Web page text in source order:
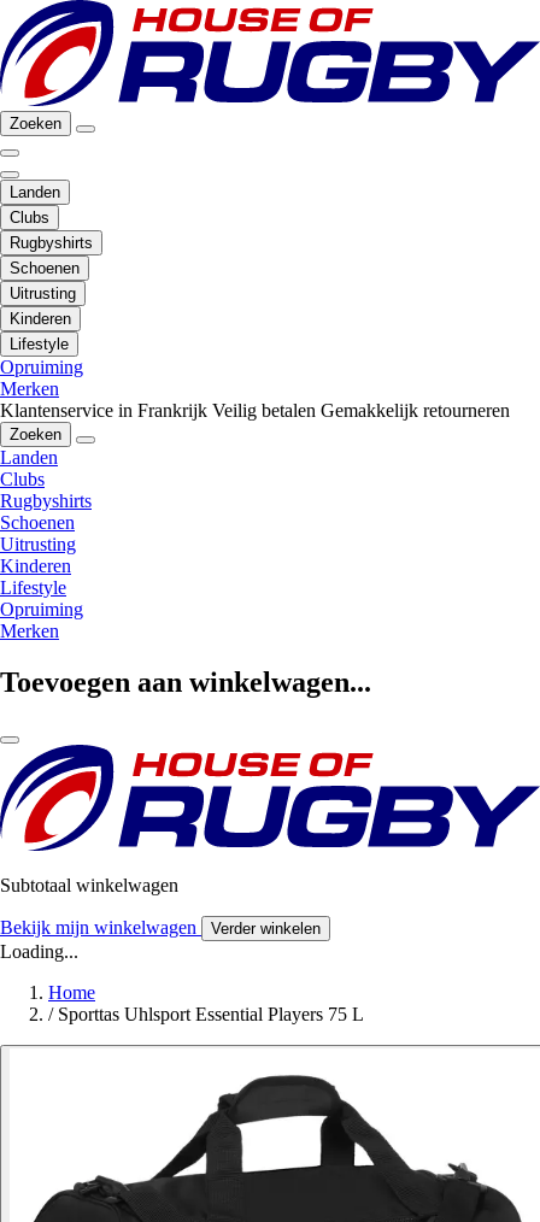
Zoeken
Landen
Clubs
Rugbyshirts
Schoenen
Uitrusting
Kinderen
Lifestyle
Opruiming
Merken
Klantenservice in Frankrijk Veilig betalen Gemakkelijk retourneren
Zoeken
Landen
Clubs
Rugbyshirts
Schoenen
Uitrusting
Kinderen
Lifestyle
Opruiming
Merken
Toevoegen aan winkelwagen...
Subtotaal winkelwagen
Bekijk mijn winkelwagen Verder winkelen
Loading...
Home
/ Sporttas Uhlsport Essential Players 75 L